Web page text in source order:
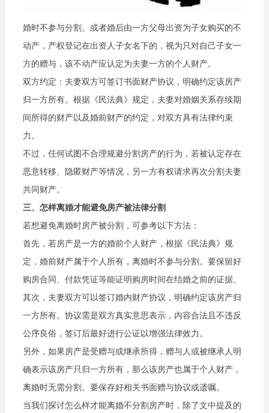
婚时不参与分割。或者婚后由一方父母出资为子女购买的不
动产，产权登记在出资人子女名下的，视为只对自己子女一
方的赠与，该不动产应认定为夫妻一方的个人财产。
双方约定：夫妻双方可签订书面财产协议，明确约定该房产
归一方所有。根据《民法典》规定，夫妻对婚姻关系存续期
间所得的财产以及婚前财产的约定，对双方具有法律约束
力。
不过，任何试图不合理规避分割房产的行为，若被认定存在
恶意转移、隐匿财产等情况，另一方有权请求再次分割夫妻
共同财产。
三、怎样离婚才能避免房产被法律分割
若想避免离婚时房产被分割，可参考以下方法：
首先，若房产是一方的婚前个人财产，根据《民法典》规
定，婚前财产属于个人所有，离婚时不参与分割。要保留好
购房合同、付款凭证等能证明购房时间在结婚之前的证据。
其次，夫妻双方可以签订婚内财产协议，明确约定该房产归
一方所有。协议需是双方真实意思表示，内容合法且不违反
公序良俗，签订后最好进行公证以增强法律效力。
另外，如果房产是受赠与或继承所得，赠与人或被继承人明
确表示该房产只归一方所有，那么该房产也属于个人财产，
离婚时无需分割。要保存好相关书面赠与协议或遗嘱。
当我们探讨怎么样才能离婚不分割房产时，除了文中提及的